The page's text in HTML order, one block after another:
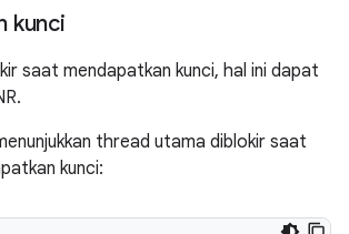
kunci
saat mendapatkan kunci, hal ini dapat
thread utama diblokir saat
kunci: